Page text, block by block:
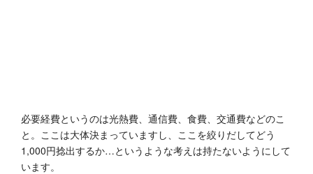
必要経費というのは光熱費、通信費、食費、交通費などのこ
と。ここは大体決まっていますし、ここを絞りだしてどう
1,000円捻出するか…というような考えは持たないようにして
います。